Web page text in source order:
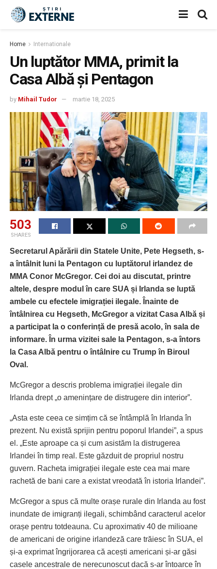
Home Internationale
Un luptător MMA, primit la
Casa Albă și Pentagon
by Mihail Tudor martie 18, 2025
503
SHARES
Secretarul Apărării din Statele Unite, Pete Hegseth, s-
a întâlnit luni la Pentagon cu luptătorul irlandez de
MMA Conor McGregor. Cei doi au discutat, printre
altele, despre modul în care SUA și Irlanda se luptă
ambele cu efectele imigrației ilegale. Înainte de
întâlnirea cu Hegseth, McGregor a vizitat Casa Albă și
a participat la o conferință de presă acolo, în sala de
informare. În urma vizitei sale la Pentagon, s-a întors
la Casa Albă pentru o întâlnire cu Trump în Biroul
Ova l.
McGregor a descris problema imigrației ilegale din
Irlanda drept „o amenințare de distrugere din interior”.
„Asta este ceea ce simțim că se întâmplă în Irlanda în
prezent. Nu există sprijin pentru poporul Irlandei”, a spus
el. „Este aproape ca și cum asistăm la distrugerea
Irlandei în timp real. Este găzduit de propriul nostru
guvern. Racheta imigrației ilegale este cea mai mare
rachetă de bani care a existat vreodată în istoria Irlandei”.
McGregor a spus că multe orașe rurale din Irlanda au fost
inundate de imigranți ilegali, schimbând caracterul acelor
orașe pentru totdeauna. Cu aproximativ 40 de milioane
de americani de origine irlandeză care trăiesc în SUA, el
și-a exprimat îngrijorarea că acești americani și-ar găsi
casele ancestrale de nerecunoscut dacă s-ar întoarce în